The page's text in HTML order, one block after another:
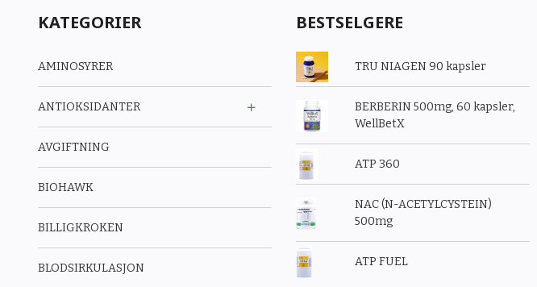
KATEGORIER
AMINOSYRER
ANTIOKSIDANTER
AVGIFTNING
BIOHAWK
BILLIGKROKEN
BLODSIRKULASJON
BESTSELGERE
TRU NIAGEN 90 kapsler
BERBERIN 500mg, 60 kapsler,
WellBetX
ATP 360
NAC (N-ACETYLCYSTEIN)
500mg
ATP FUEL